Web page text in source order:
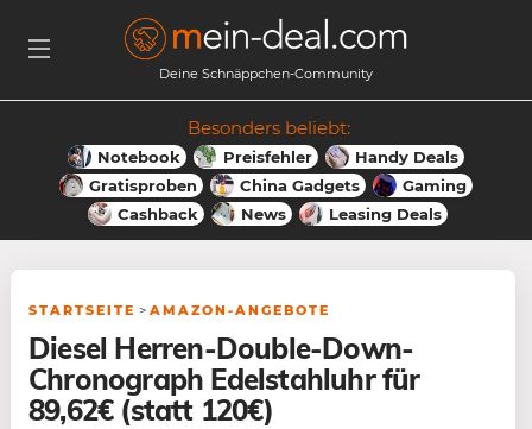
Deine Schnäppchen-Community
Besonders beliebt:
Notebook Preisfehler
Handy Deals
Gratisproben
China Gadgets
Gaming
Cashback
News Leasing Deals
STARTSEITE > AMAZON-ANGEBOTE
Diesel Herren-Double-Down-
Chronograph Edelstahluhr für
89,62€ (statt 120€)